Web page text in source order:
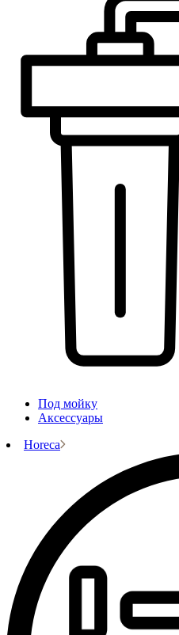
Под мойку
Аксессуары
Horeca